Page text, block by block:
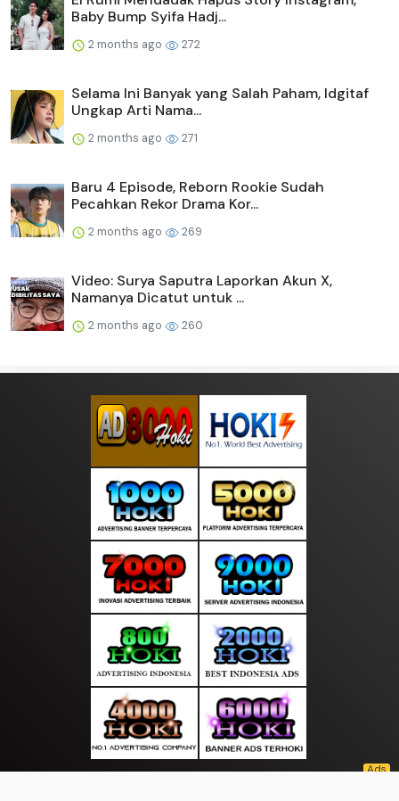
Baby Bump Syifa Hadj...
2 months ago 272
Selama Ini Banyak yang Salah Paham, Idgitaf
Ungkap Arti Nama...
2 months ago 271
Baru 4 Episode, Reborn Rookie Sudah
Pecahkan Rekor Drama Kor...
2 months ago 269
Video: Surya Saputra Laporkan Akun X,
Namanya Dicatut untuk ...
2 months ago 260